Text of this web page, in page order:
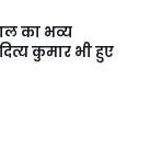
का भव्य
कुमार भी हुए